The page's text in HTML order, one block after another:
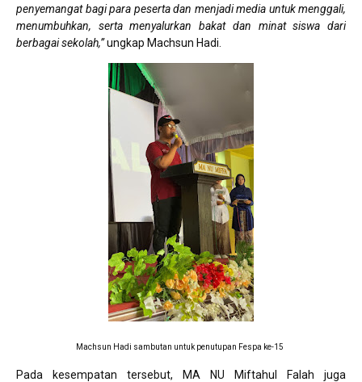
penyemangat bagi para peserta dan menjadi media untuk menggali,
menumbuhkan, serta menyalurkan bakat dan minat siswa dari
berbagai sekolah,”ungkap Machsun Hadi.
Machsun Hadi sambutan untuk penutupan Fespa ke-15
Pada kesempatan tersebut, MA NU Miftahul Falah juga